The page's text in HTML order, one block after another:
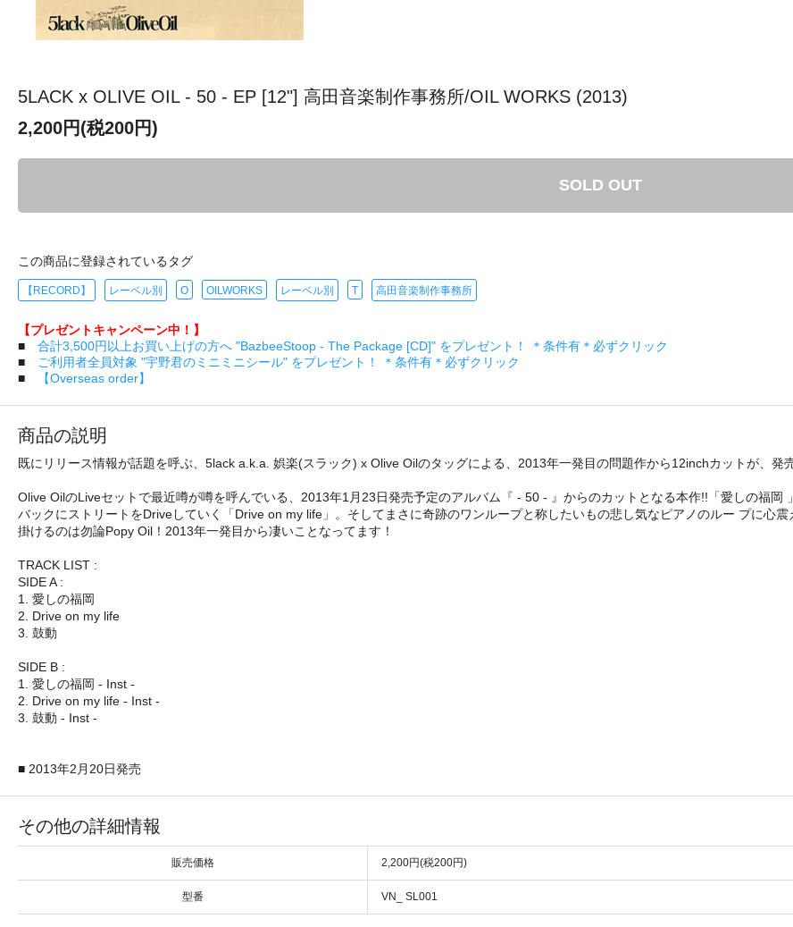
5LACK x OLIVE OIL - 50 - EP [12"] 高田音楽制作事務所/OIL WORKS (2013)
2,200円(税200円)
SOLD OUT
この商品に登録されているタグ
【RECORD】 レーベル別 O OILWORKS レーベル別 T 高田音楽制作事務所
【プレゼントキャンペーン中！】
■ 合計3,500円以上お買い上げの方へ "BazbeeStoop - The Package [CD]" をプレゼント！ ＊条件有＊必ずクリック
■
ご利用者全員対象 "宇野君のミニミニシール" をプレゼント！ ＊条件有＊必ずクリック
■
【Overseas order】
商品の説明
既にリリース情報が話題を呼ぶ、5lack a.k.a. 娯楽(スラック) x Olive Oilのタッグによる、2013年一発目の問題作から12inchカットが、発
Olive OilのLiveセットで最近噂が噂を呼んでいる、2013年1月23日発売予定のアルバム『 - 50 - 』からのカットとなる本作!!「愛しの福
バックにストリートをDriveしていく「Drive on my life」。そしてまさに奇跡のワンループと称したいもの悲し気なピアノのルー プに心
掛けるのは勿論Popy Oil！2013年一発目から凄いことなってます！
TRACK LIST :
SIDE A :
1. 愛しの福岡
2. Drive on my life
3. 鼓動
SIDE B :
1. 愛しの福岡 - Inst -
2. Drive on my life - Inst -
3. 鼓動 - Inst -
■ 2013年2月20日発売
その他の詳細情報
販売価格 2,200円(税200円)
型番 VN_ SL001